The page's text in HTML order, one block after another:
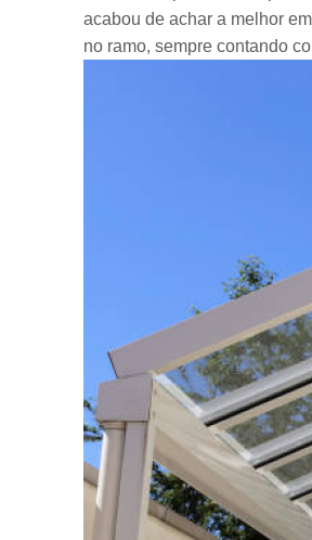
acabou de achar a melhor
no ramo, sempre contando